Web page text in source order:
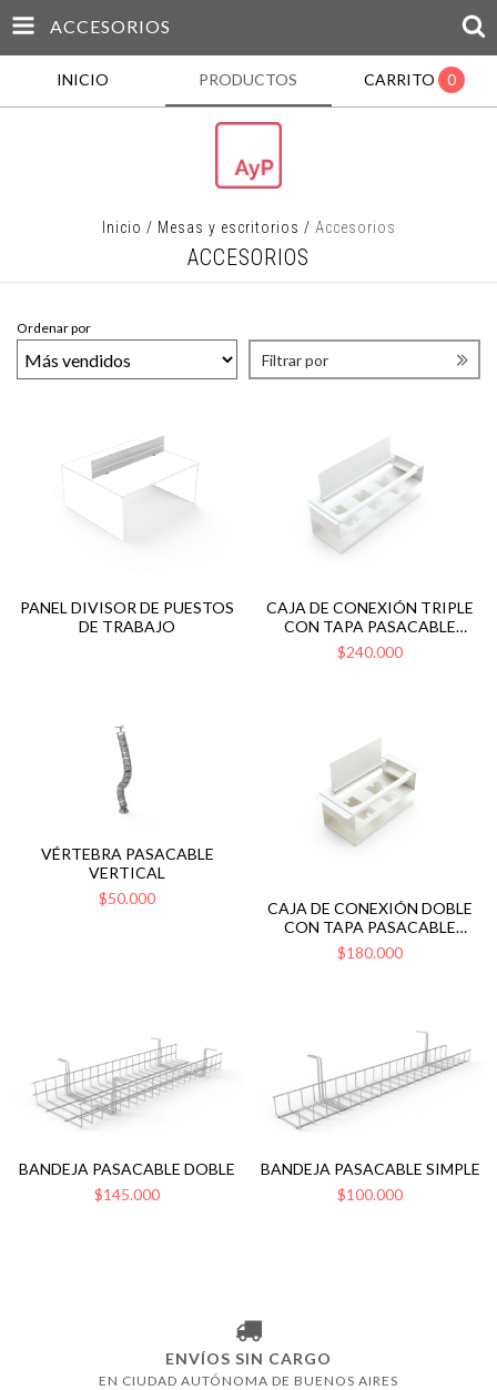
ACCESORIOS
INICIO PRODUCTOS CARRITO 0
Inicio / Mesas y escritorios / Accesorios
ACCESORIOS
Ordenar por
Filtrar por
PANEL DIVISOR DE PUESTOS
DE TRABAJO
CAJA DE CONEXIÓN TRIPLE
CON TAPA PASACABLE
RECTANGULAR
$240.000
VÉRTEBRA PASACABLE
VERTICAL
$50.000
CAJA DE CONEXIÓN DOBLE
CON TAPA PASACABLE
RECTANGULAR
$180.000
BANDEJA PASACABLE DOBLE
$145.000
BANDEJA PASACABLE SIMPLE
$100.000
ENVÍOS SIN CARGO
EN CIUDAD AUTÓNOMA DE BUENOS AIRES